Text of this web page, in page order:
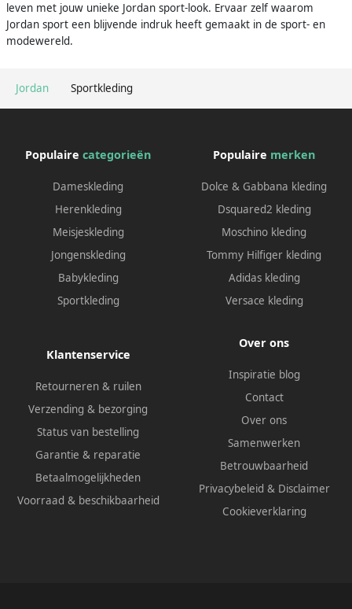
Jordan Sportkleding
leven met jouw unieke Jordan sport-look. Ervaar zelf waarom
Jordan sport een blijvende indruk heeft gemaakt in de sport- en
modewereld.
Populaire categorieën
Dameskleding
Herenkleding
Meisjeskleding
Jongenskleding
Babykleding
Sportkleding
Populaire merken
Dolce & Gabbana kleding
Dsquared2 kleding
Moschino kleding
Tommy Hilfiger kleding
Adidas kleding
Versace kleding
Klantenservice
Retourneren & ruilen
Verzending & bezorging
Status van bestelling
Garantie & reparatie
Betaalmogelijkheden
Voorraad & beschikbaarheid
Over ons
Inspiratie blog
Contact
Over ons
Samenwerken
Betrouwbaarheid
Privacybeleid & Disclaimer
Cookieverklaring